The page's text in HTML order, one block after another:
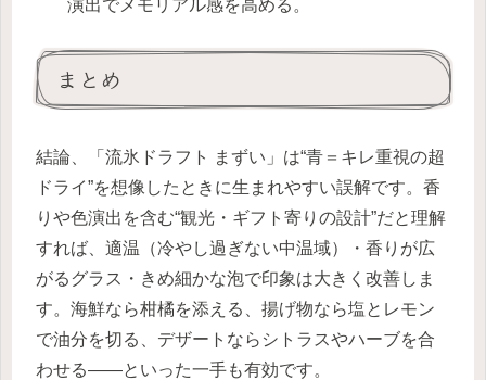
演出でメモリアル感を高める。
まとめ
結論、「流氷ドラフト まずい」は“青＝キレ重視の超
ドライ”を想像したときに生まれやすい誤解です。香
りや色演出を含む“観光・ギフト寄りの設計”だと理解
すれば、適温（冷やし過ぎない中温域）・香りが広
がるグラス・きめ細かな泡で印象は大きく改善しま
す。海鮮なら柑橘を添える、揚げ物なら塩とレモン
で油分を切る、デザートならシトラスやハーブを合
わせる——といった一手も有効です。